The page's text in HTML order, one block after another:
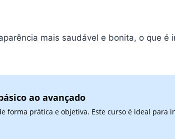
mais saudável e bonita, o que
ao avançado
forma prática e objetiva. Este curso é ideal para